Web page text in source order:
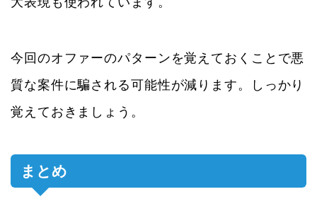
今回のオファーのパターンを覚えておくことで悪
質な案件に騙される可能性が減ります。しっかり
覚えておきましょう。
まとめ